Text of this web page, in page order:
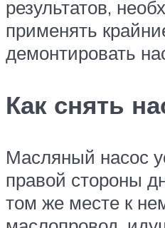
результатов,
применять
демонтировать
Как снять
Масляный насос
правой стороны
том же месте к